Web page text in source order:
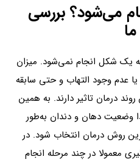
می‌شود؟ بررسی
یک شکل انجام نمی‌شود. میزان
عدم وجود التهاب و حتی سابقه
درمان تاثیر دارند. به همین
وضعیت دهان و دندان به‌طور
روش درمان انتخاب شود. در
معمولا در چند مرحله انجام